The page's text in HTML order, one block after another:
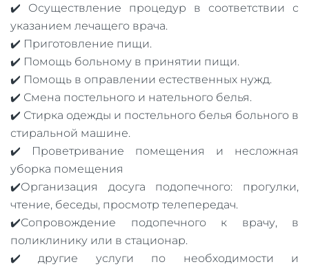
✔️ Осуществление процедур в соответствии с
указанием лечащего врача.
✔️ Приготовление пищи.
✔️ Помощь больному в принятии пищи.
✔️ Помощь в оправлении естественных нужд.
✔️ Смена постельного и нательного белья.
✔️ Стирка одежды и постельного белья больного в
стиральной машине.
✔️ Проветривание помещения и несложная
уборка помещения
✔️Организация досуга подопечного: прогулки,
чтение, беседы, просмотр телепередач.
✔️Сопровождение подопечного к врачу, в
поликлинику или в стационар.
✔️ другие услуги по необходимости и